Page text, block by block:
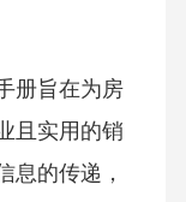
册旨在为房
且实用的销
息的传递，